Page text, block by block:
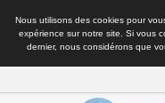
Nous utilisons des cookies pour
expérience sur notre site. Si vous
dernier, nous considérons que